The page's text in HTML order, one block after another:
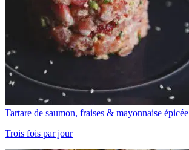
Tartare de saumon, fraises & mayonnaise épicée
Trois fois par jour